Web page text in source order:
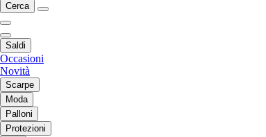
Cerca
Saldi
Occasioni
Novità
Scarpe
Moda
Palloni
Protezioni